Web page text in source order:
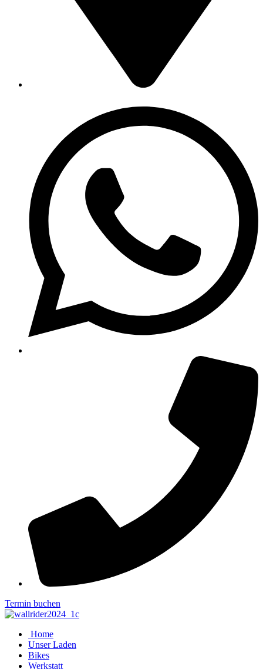
Termin buchen
Home
Unser Laden
Bikes
Werkstatt